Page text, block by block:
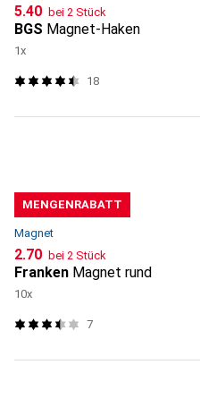
CHF
5.40 bei 2 Stück
BGS Magnet-Haken
1x
18
MENGENRABATT
Magnet
CHF
2.70 bei 2 Stück
Franken Magnet rund
10x
7